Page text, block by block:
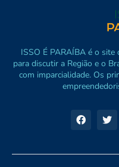
ISSO É PARAÍBA é o site
para discutir a Região e o
com imparcialidade. Os